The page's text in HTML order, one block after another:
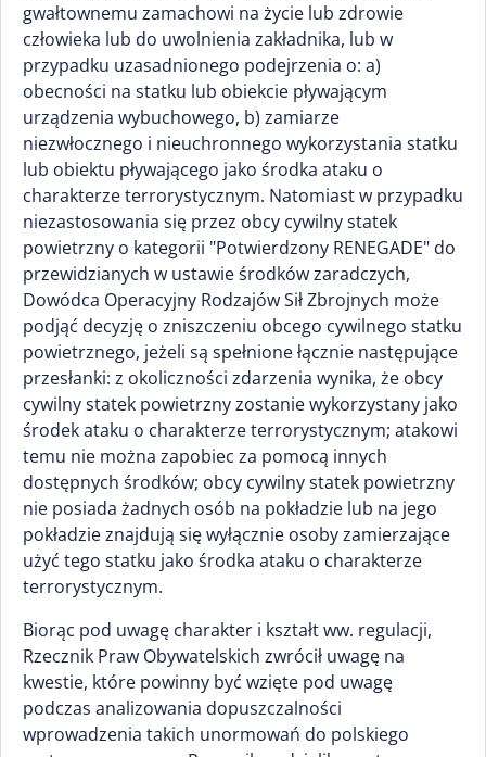
gwałtownemu zamachowi na życie lub zdrowie
człowieka lub do uwolnienia zakładnika, lub w
przypadku uzasadnionego podejrzenia o: a)
obecności na statku lub obiekcie pływającym
urządzenia wybuchowego, b) zamiarze
niezwłocznego i nieuchronnego wykorzystania statku
lub obiektu pływającego jako środka ataku o
charakterze terrorystycznym. Natomiast w przypadku
niezastosowania się przez obcy cywilny statek
powietrzny o kategorii "Potwierdzony RENEGADE" do
przewidzianych w ustawie środków zaradczych,
Dowódca Operacyjny Rodzajów Sił Zbrojnych może
podjąć decyzję o zniszczeniu obcego cywilnego statku
powietrznego, jeżeli są spełnione łącznie następujące
przesłanki: z okoliczności zdarzenia wynika, że obcy
cywilny statek powietrzny zostanie wykorzystany jako
środek ataku o charakterze terrorystycznym; atakowi
temu nie można zapobiec za pomocą innych
dostępnych środków; obcy cywilny statek powietrzny
nie posiada żadnych osób na pokładzie lub na jego
pokładzie znajdują się wyłącznie osoby zamierzające
użyć tego statku jako środka ataku o charakterze
terrorystycznym.
Biorąc pod uwagę charakter i kształt ww. regulacji,
Rzecznik Praw Obywatelskich zwrócił uwagę na
kwestie, które powinny być wzięte pod uwagę
podczas analizowania dopuszczalności
wprowadzenia takich unormowań do polskiego